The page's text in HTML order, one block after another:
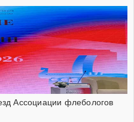
Ассоциации флебологов